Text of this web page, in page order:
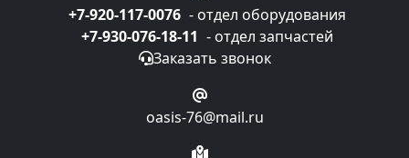
+7-920-117-0076 - отдел оборудования
+7-930-076-18-11 - отдел запчастей
Заказать звонок
oasis-76@mail.ru